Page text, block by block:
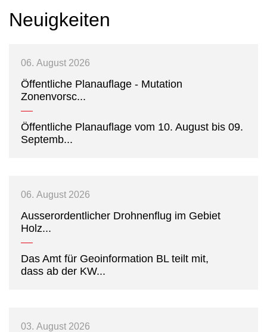
Neuigkeiten
06. August 2026
Öffentliche Planauflage - Mutation
Zonenvorsc...
Öffentliche Planauflage vom 10. August bis 09.
Septem­b...
06. August 2026
Ausserordentlicher Drohnenflug im Gebiet
Holz...
Das Amt für Geoinformation BL teilt mit,
dass ab der KW...
03. August 2026